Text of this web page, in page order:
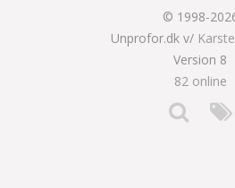
© 1998-
Unprofor.dk v/
Version 8
82 online